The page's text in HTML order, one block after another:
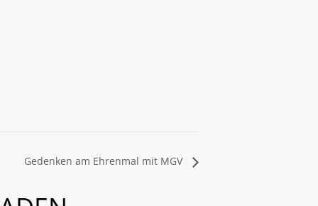
Gedenken am Ehrenmal mit MGV